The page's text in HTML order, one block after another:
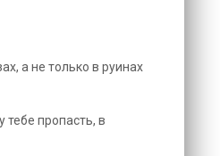
а не только в руинах
тебе пропасть, в